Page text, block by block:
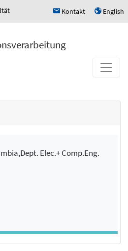
h Kontakt u English
Elec.+ Comp.Eng.